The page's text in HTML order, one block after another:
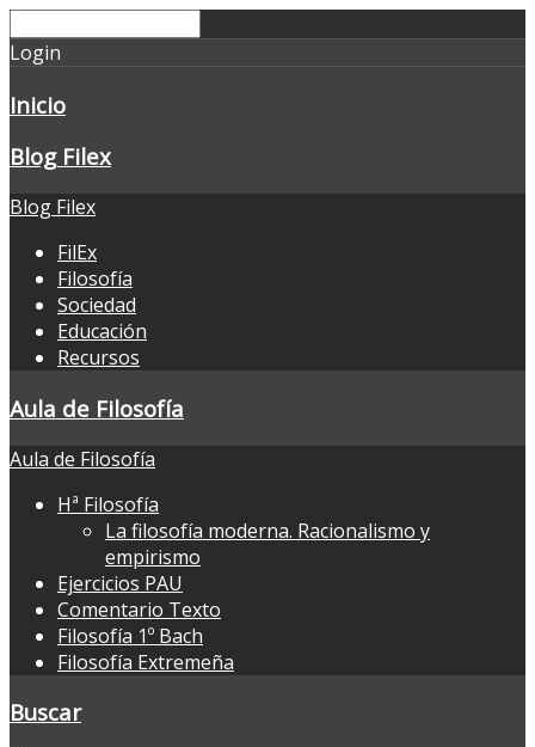
Login
Inicio
Blog Filex
Blog Filex
FilEx
Filosofía
Sociedad
Educación
Recursos
Aula de Filosofía
Aula de Filosofía
Hª Filosofía
La filosofía moderna. Racionalismo y
empirismo
Ejercicios PAU
Comentario Texto
Filosofía 1º Bach
Filosofía Extremeña
Buscar